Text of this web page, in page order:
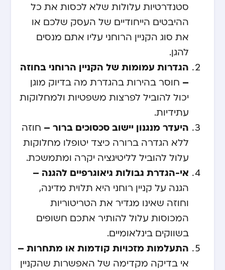
סטנדרטיות עלולות שלא לכסות את כל
ההיבטים הייחודיים של העסק שלכם או
את סוג הקניין הרוחני עליו אתם מנסים
להגן.
הגדרות עמומות של הקניין הרוחני בחוזה
– חוסר בהירות בהגדרת מה בדיוק מוגן
יכול להוביל לפרצות משפטיות ולמחלוקות
עתידיות.
היעדר מנגנון יישוב סכסוכים ברור – חוזה
ללא הגדרה ברורה כיצד יטופלו מחלוקות
עלול להוביל לליטיגציה יקרה ומתמשכת.
אי-הגדרת גבולות גיאוגרפיים להגנה –
הגנה על קניין רוחני היא תלוית מדינה,
וחוזה שאינו מגדיר את הטריטוריות
המכוסות עלול להותיר אתכם חשופים
בשווקים בינלאומיים.
התעלמות מזכויות קודמות או מתחרות –
אי בדיקה מקדימה של האפשרות שהקניין